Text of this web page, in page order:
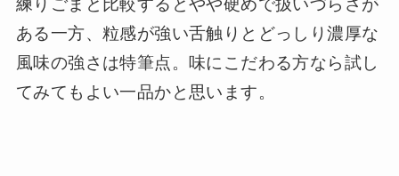
練りごまと比較するとやや硬めで扱いづらさが
ある一方、粒感が強い舌触りとどっしり濃厚な
風味の強さは特筆点。味にこだわる方なら試し
てみてもよい一品かと思います。